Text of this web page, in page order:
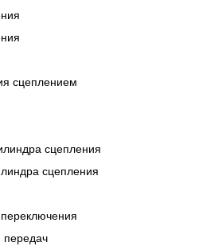
сцеплением
сцепления
сцепления
передач